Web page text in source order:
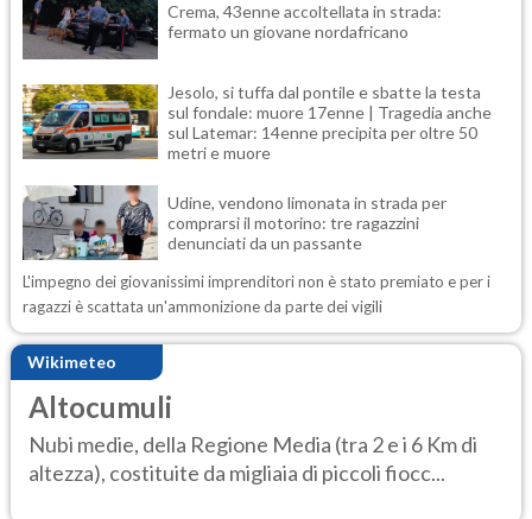
Crema, 43enne accoltellata in strada:
fermato un giovane nordafricano
Jesolo, si tuffa dal pontile e sbatte la testa
sul fondale: muore 17enne | Tragedia anche
sul Latemar: 14enne precipita per oltre 50
metri e muore
Udine, vendono limonata in strada per
comprarsi il motorino: tre ragazzini
denunciati da un passante
L'impegno dei giovanissimi imprenditori non è stato premiato e per i
ragazzi è scattata un'ammonizione da parte dei vigili
Wikimeteo
Altocumuli
Nubi medie, della Regione Media (tra 2 e i 6 Km di
altezza), costituite da migliaia di piccoli fiocc...